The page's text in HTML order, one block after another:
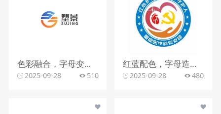
色彩融合，字母变形，文字搭配
2025-09-28 510
红蓝配色，字母造型，文字组合
2025-09-28 480